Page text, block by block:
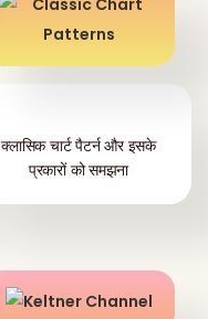
क्लासिक चार्ट पैटर्न और इसके
प्रकारों को समझना